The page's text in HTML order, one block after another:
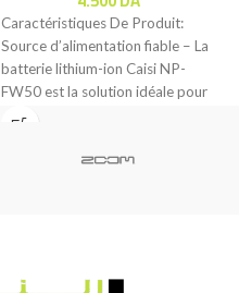
Caractéristiques De Produit:
Source d’alimentation fiable – La
batterie lithium-ion Caisi NP-
FW50 est la solution idéale pour
alimenter certains appareils